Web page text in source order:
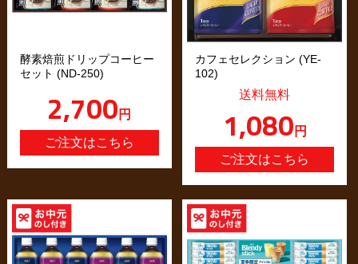
酵素焙煎ドリップコーヒー
セット (ND-250)
2,700円
カフェセレクション (YE-
102)
送料無料
1,080円